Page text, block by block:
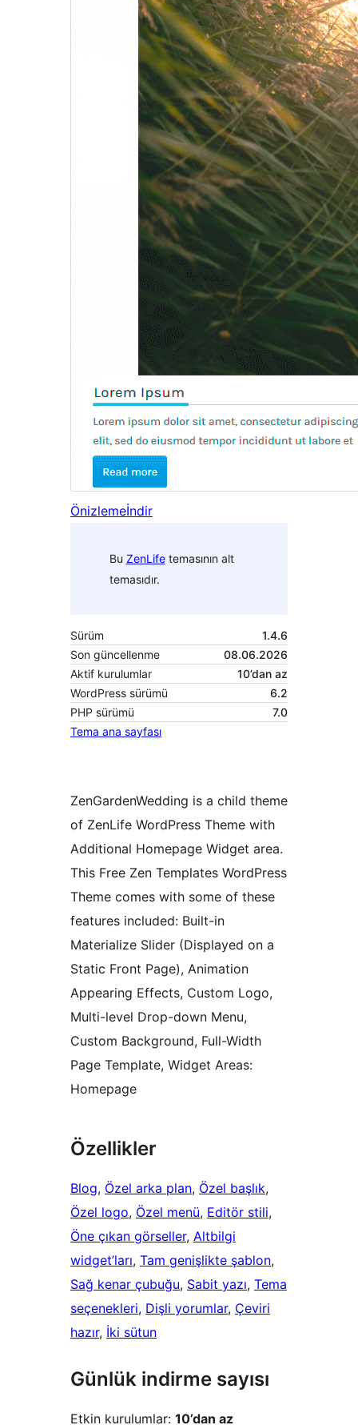
Önizlemeİndir
Bu ZenLifetemasının alt
temasıdır.
Sürüm
1.4.6
Son güncellenme
08.06.2026
Aktif kurulumlar
10’dan az
WordPress sürümü
6.2
PHP sürümü
7.0
Tema ana sayfası
ZenGardenWedding is a child theme
of ZenLife WordPress Theme with
Additional Homepage Widget area.
This Free Zen Templates WordPress
Theme comes with some of these
features included: Built-in
Materialize Slider (Displayed on a
Static Front Page), Animation
Appearing Effects, Custom Logo,
Multi-level Drop-down Menu,
Custom Background, Full-Width
Page Template, Widget Areas:
Homepage
Özellikler
Blog, Özel arka plan, Özel başlık
Özel logo, Özel menü, Editör stili
Öne çıkan görseller, Altbilgi
widget’ları, Tam genişlikte şablon
Sağ kenar çubuğu, Sabit yazı, Tema
seçenekleri, Dişli yorumlar, Çeviri
hazır, İki sütun
Günlük indirme sayısı
Etkin kurulumlar: 10’dan az